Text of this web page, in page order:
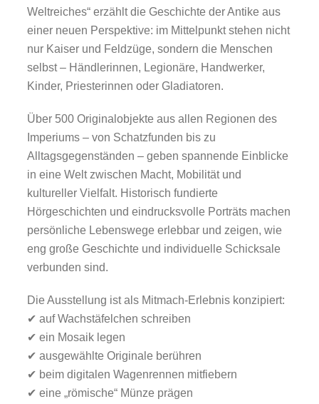
Weltreiches“ erzählt die Geschichte der Antike aus
einer neuen Perspektive: im Mittelpunkt stehen nicht
nur Kaiser und Feldzüge, sondern die Menschen
selbst – Händlerinnen, Legionäre, Handwerker,
Kinder, Priesterinnen oder Gladiatoren.
Über 500 Originalobjekte aus allen Regionen des
Imperiums – von Schatzfunden bis zu
Alltagsgegenständen – geben spannende Einblicke
in eine Welt zwischen Macht, Mobilität und
kultureller Vielfalt. Historisch fundierte
Hörgeschichten und eindrucksvolle Porträts machen
persönliche Lebenswege erlebbar und zeigen, wie
eng große Geschichte und individuelle Schicksale
verbunden sind.
Die Ausstellung ist als Mitmach-Erlebnis konzipiert:
✔ auf Wachstäfelchen schreiben
✔ ein Mosaik legen
✔ ausgewählte Originale berühren
✔ beim digitalen Wagenrennen mitfiebern
✔ eine „römische“ Münze prägen